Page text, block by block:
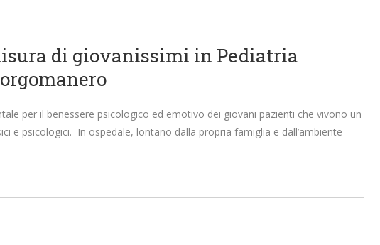
di giovanissimi in Pediatria
per il benessere psicologico ed emotivo dei giovani pazienti che vivono un
e psicologici. In ospedale, lontano dalla propria famiglia e dall’ambiente